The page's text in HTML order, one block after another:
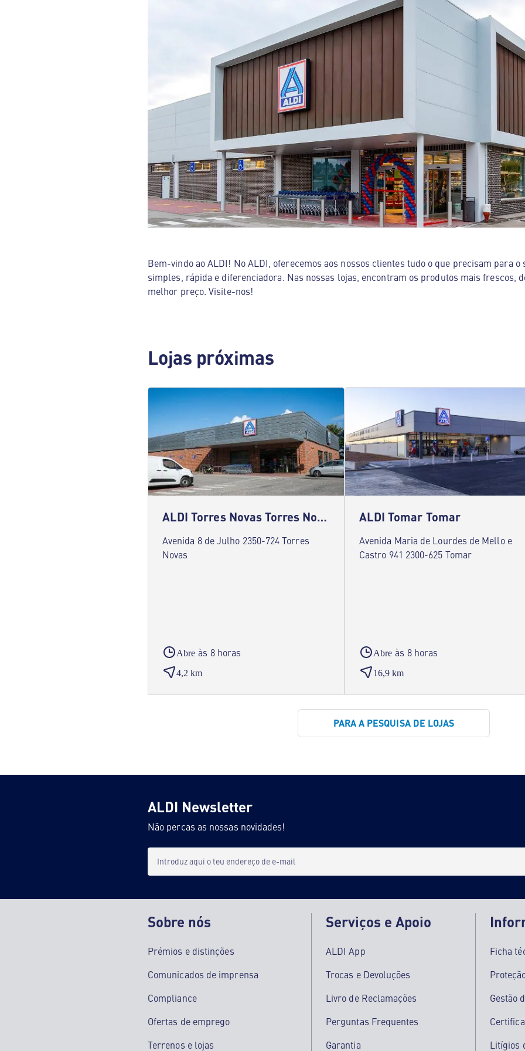
Bem-vindo ao ALDI! No ALDI, oferecemos aos nossos clientes tudo o que precisam para o
simples, rápida e diferenciadora. Nas nossas lojas, encontram os produtos mais frescos,
melhor preço. Visite-nos!
Lojas próximas
ALDI Torres Novas Torres Novas
Avenida 8 de Julho 2350-724 Torres
Novas
Abre às 8 horas
4,2 km
ALDI Tomar Tomar
Avenida Maria de Lourdes de Mello e
Castro 941 2300-625 Tomar
Abre às 8 horas
16,9 km
PARA A PESQUISA DE LOJAS
ALDI Newsletter
Não percas as nossas novidades!
Introduz aqui o teu endereço de e-mail
Sobre nós
Prémios e distinções
Comunicados de imprensa
Compliance
Ofertas de emprego
Terrenos e lojas
Serviços e Apoio
ALDI App
Trocas e Devoluções
Livro de Reclamações
Perguntas Frequentes
Garantia
Ficha
Gestão
Litígios